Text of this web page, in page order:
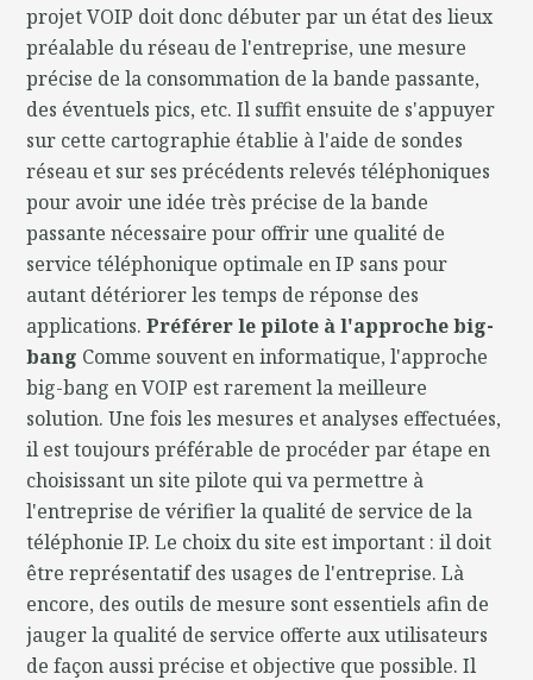
projet VOIP doit donc débuter par un état des lieux
préalable du réseau de l'entreprise, une mesure
précise de la consommation de la bande passante,
des éventuels pics, etc. Il suffit ensuite de s'appuyer
sur cette cartographie établie à l'aide de sondes
réseau et sur ses précédents relevés téléphoniques
pour avoir une idée très précise de la bande
passante nécessaire pour offrir une qualité de
service téléphonique optimale en IP sans pour
autant détériorer les temps de réponse des
applications.Préférer le pilote à l'approche big-
bang Comme souvent en informatique, l'approche
big-bang en VOIP est rarement la meilleure
solution. Une fois les mesures et analyses effectuées,
il est toujours préférable de procéder par étape en
choisissant un site pilote qui va permettre à
l'entreprise de vérifier la qualité de service de la
téléphonie IP. Le choix du site est important : il doit
être représentatif des usages de l'entreprise. Là
encore, des outils de mesure sont essentiels afin de
jauger la qualité de service offerte aux utilisateurs
de façon aussi précise et objective que possible. Il